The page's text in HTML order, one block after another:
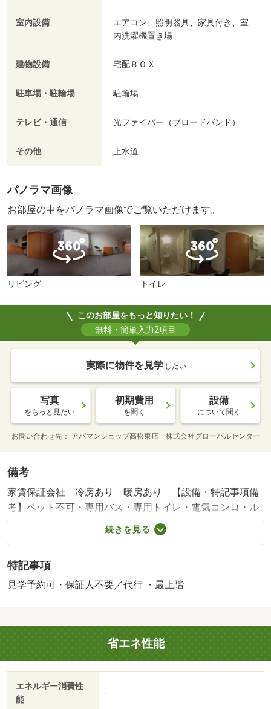
室内設備
エアコン、照明器具、家具付き、室
内洗濯機置き場
建物設備 宅配ＢＯＸ
駐車場・駐輪場 駐輪場
テレビ・通信 光ファイバー（ブロードバンド）
その他 上水道
パノラマ画像
お部屋の中をパノラマ画像でご覧いただけます。
リビング トイレ
このお部屋をもっと知りたい！
無料・簡単入力2項目
実際に物件を見学 したい
写真
をもっと見たい
初期費用
を聞く
設備
について聞く
お問い合わせ先 アパマンショップ高松東店 株式会社グローバルセンター
備考
家賃保証会社 冷房あり 暖房あり 【設備・特記事項備
考】ペット不可・専用バス・専用トイレ・電気コンロ・ル
ームシェア不可/カギ交換料 16500円/環境維持費 550円/賃
続きを見る
特記事項
見学予約可・保証人不要／代行 ・最上階
省エネ性能
エネルギー消費性
能
-